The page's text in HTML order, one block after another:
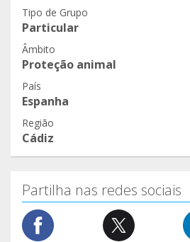
Tipo de Grupo
Particular
Âmbito
Proteção animal
País
Espanha
Região
Cádiz
Partilha nas redes sociais